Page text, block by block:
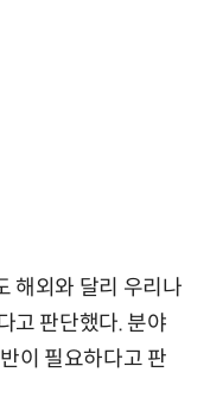
해외와 달리 우리나
고 판단했다. 분야
이 필요하다고 판